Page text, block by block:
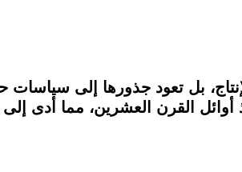
بل تعود جذورها إلى
أوائل القرن العشرين، مما أدى